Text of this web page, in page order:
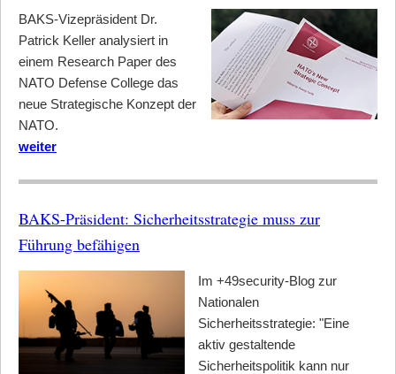
BAKS-Vizepräsident Dr.
Patrick Keller analysiert in
einem Research Paper des
NATO Defense College das
neue Strategische Konzept der
NATO.
weiter
BAKS-Präsident: Sicherheitsstrategie muss zur
Führung befähigen
Im +49security-Blog zur
Nationalen
Sicherheitsstrategie: "Eine
aktiv gestaltende
Sicherheitspolitik kann nur